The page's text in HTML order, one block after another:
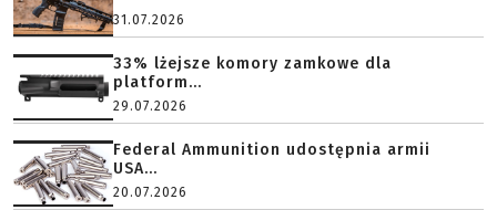
31.07.2026
33% lżejsze komory zamkowe dla
platform...
29.07.2026
Federal Ammunition udostępnia armii
USA...
20.07.2026